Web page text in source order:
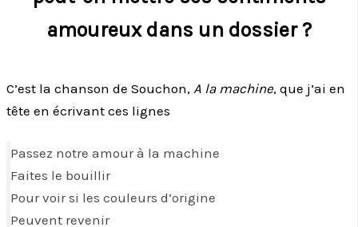
amoureux dans un dossier ?
C’est la chanson de Souchon, A la machine, que j’ai en
tête en écrivant ces lignes
Passez notre amour à la machine
Faites le bouillir
Pour voir si les couleurs d’origine
Peuvent revenir